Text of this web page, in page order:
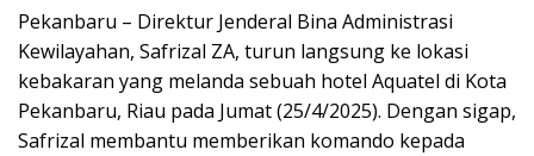
Pekanbaru – Direktur Jenderal Bina Administrasi
Kewilayahan, Safrizal ZA, turun langsung ke lokasi
kebakaran yang melanda sebuah hotel Aquatel di Kota
Pekanbaru, Riau pada Jumat (25/4/2025). Dengan sigap,
Safrizal membantu memberikan komando kepada